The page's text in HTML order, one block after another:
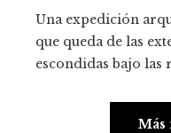
Una expedición
que queda de las
escondidas bajo las